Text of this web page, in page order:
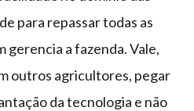
para repassar todas as
gerencia a fazenda. Vale,
outros agricultores, pegar
da tecnologia e não